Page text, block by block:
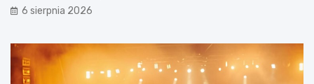
6 sierpnia 2026